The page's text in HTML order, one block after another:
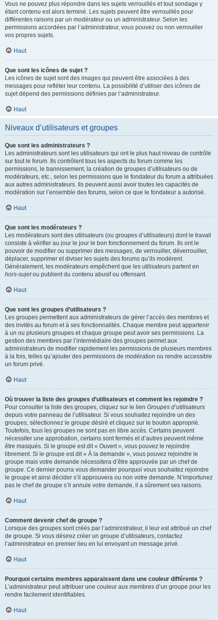
Vous ne pouvez plus répondre dans les sujets verrouillés et tout sondage y
étant contenu est alors terminé. Les sujets peuvent être verrouillés pour
différentes raisons par un modérateur ou un administrateur. Selon les
permissions accordées par l’administrateur, vous pouvez ou non verrouiller
vos propres sujets.
Haut
Que sont les icônes de sujet ?
Les icônes de sujet sont des images qui peuvent être associées à des
messages pour refléter leur contenu. La possibilité d’utiliser des icônes de
sujet dépend des permissions définies par l’administrateur.
Haut
Niveaux d’utilisateurs et groupes
Que sont les administrateurs ?
Les administrateurs sont les utilisateurs qui ont le plus haut niveau de contrôle
sur tout le forum. Ils contrôlent tous les aspects du forum comme les
permissions, le bannissement, la création de groupes d’utilisateurs ou de
modérateurs, etc., selon les permissions que le fondateur du forum a attribuées
aux autres administrateurs. Ils peuvent aussi avoir toutes les capacités de
modération sur l’ensemble des forums, selon ce que le fondateur a autorisé.
Haut
Que sont les modérateurs ?
Les modérateurs sont des utilisateurs (ou groupes d’utilisateurs) dont le travail
consiste à vérifier au jour le jour le bon fonctionnement du forum. Ils ont le
pouvoir de modifier ou supprimer des messages, de verrouiller, déverrouiller,
déplacer, supprimer et diviser les sujets des forums qu’ils modèrent.
Généralement, les modérateurs empêchent que les utilisateurs partent en
hors-sujetou publient du contenu abusif ou offensant.
Haut
Que sont les groupes d’utilisateurs ?
Les groupes permettent aux administrateurs de gérer l’accès des membres et
des invités au forum et à ses fonctionnalités. Chaque membre peut appartenir
à un ou plusieurs groupes et chaque groupe peut avoir ses permissions. La
gestion des membres par l’intermédiaire des groupes permet aux
administrateurs de modifier rapidement les permissions de plusieurs membres
à la fois, telles qu’ajouter des permissions de modération ou rendre accessible
un forum privé.
Haut
Où trouver la liste des groupes d’utilisateurs et comment les rejoindre ?
Pour consulter la liste des groupes, cliquez sur le lien Groupes d’utilisateurs
depuis votre panneau de l’utilisateur. Si vous souhaitez rejoindre un des
groupes, sélectionnez le groupe désiré et cliquez sur le bouton approprié.
Toutefois, tous les groupes ne sont pas en libre accès. Certains peuvent
nécessiter une approbation, certains sont fermés et d’autres peuvent même
être masqués. Si le groupe est dit « Ouvert », vous pouvez le rejoindre
librement. Si le groupe est dit « À la demande », vous pouvez rejoindre le
groupe mais votre demande nécessitera d’être approuvée par un chef de
groupe. Ce dernier pourra vous demander pourquoi vous souhaitez rejoindre
le groupe et ainsi décider s’il approuvera ou non votre demande. N’importunez
pas le chef de groupe s’il annule votre demande, il a sûrement ses raisons.
Haut
Comment devenir chef de groupe ?
Lorsque des groupes sont créés par l’administrateur, il leur est attribué un chef
de groupe. Si vous désirez créer un groupe d’utilisateurs, contactez
l’administrateur en premier lieu en lui envoyant un message privé.
Haut
Pourquoi certains membres apparaissent dans une couleur différente ?
L’administrateur peut attribuer une couleur aux membres d’un groupe pour les
rendre facilement identifiables.
Haut